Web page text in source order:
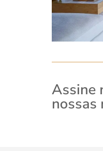
Assine
nossas